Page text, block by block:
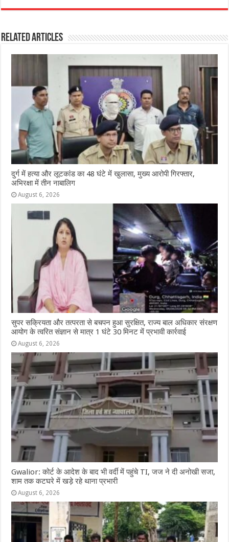
c
e
b
o
k
at
s
A
p
ss
n
g
e
r
itt
r
e
ra
m
ar
Related Articles
दुर्ग में हत्या और लूटकांड का 48 घंटे में खुलासा, मुख्य आरोपी गिरफ्तार,
अभिरक्षा में तीन नाबालिग
August 6, 2026
सुपर सक्रियता और तत्परता से बचपन हुआ सुरक्षित, राज्य बाल अधिकार संरक्षण
आयोग के त्वरित संज्ञान से मात्र 1 घंटे 30 मिनट में प्रभावी कार्रवाई
August 6, 2026
Gwalior: कोर्ट के आदेश के बाद भी वर्दी में पहुंचे TI, जज ने दी अनोखी सजा,
शाम तक कटघरे में खड़े रहे थाना प्रभारी
August 6, 2026